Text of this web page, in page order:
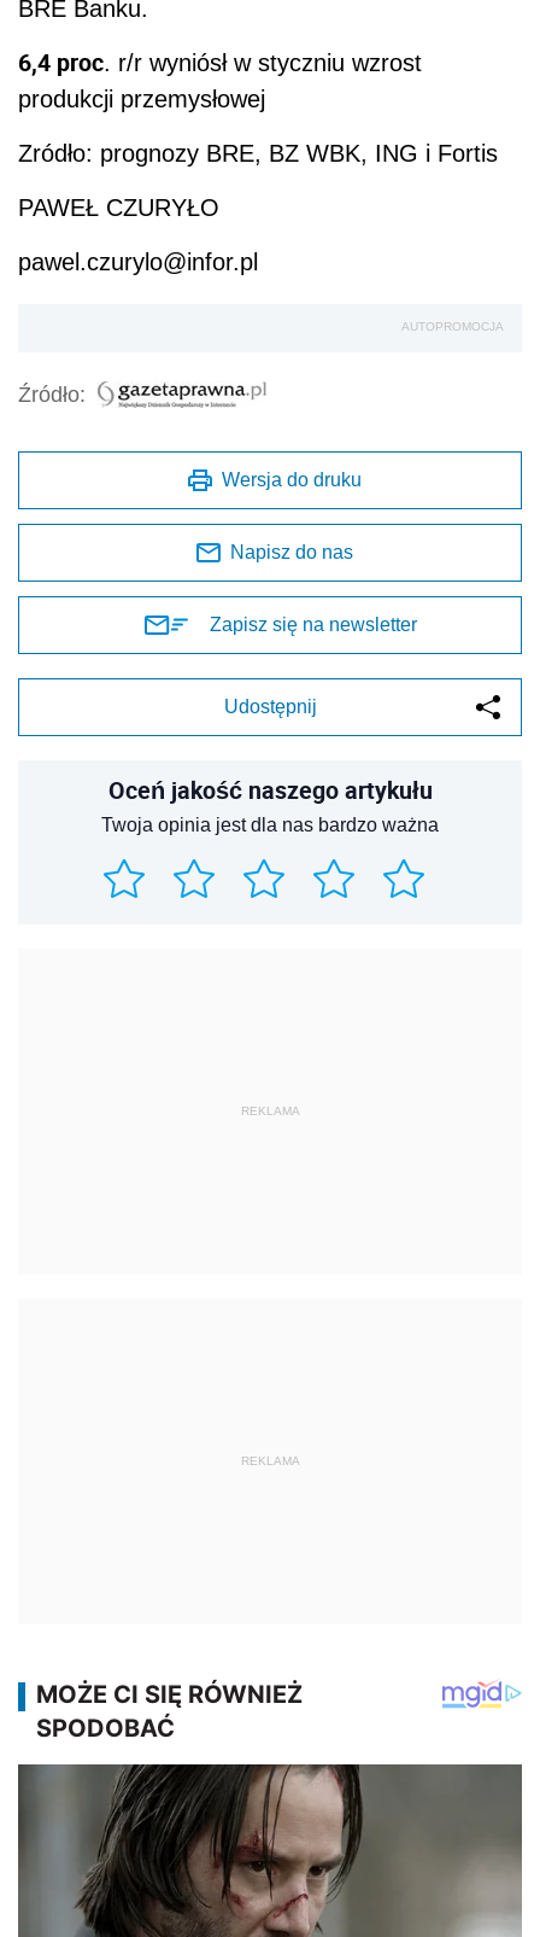
BRE Banku.
6,4 proc. r/r wyniósł w styczniu wzrost
produkcji przemysłowej
Zródło: prognozy BRE, BZ WBK, ING i Fortis
PAWEŁ CZURYŁO
pawel.czurylo@infor.pl
AUTOPROMOCJA
Źródło:
Wersja do druku
Napisz do nas
Zapisz się na newsletter
Udostępnij
Oceń jakość naszego artykułu
Twoja opinia jest dla nas bardzo ważna
REKLAMA
REKLAMA